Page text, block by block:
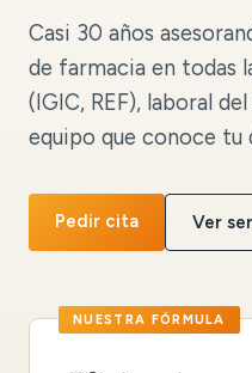
Casi 30 años
de farmacia en todas
(IGIC, REF), laboral
equipo que conoce tu
Pedir cita Ver